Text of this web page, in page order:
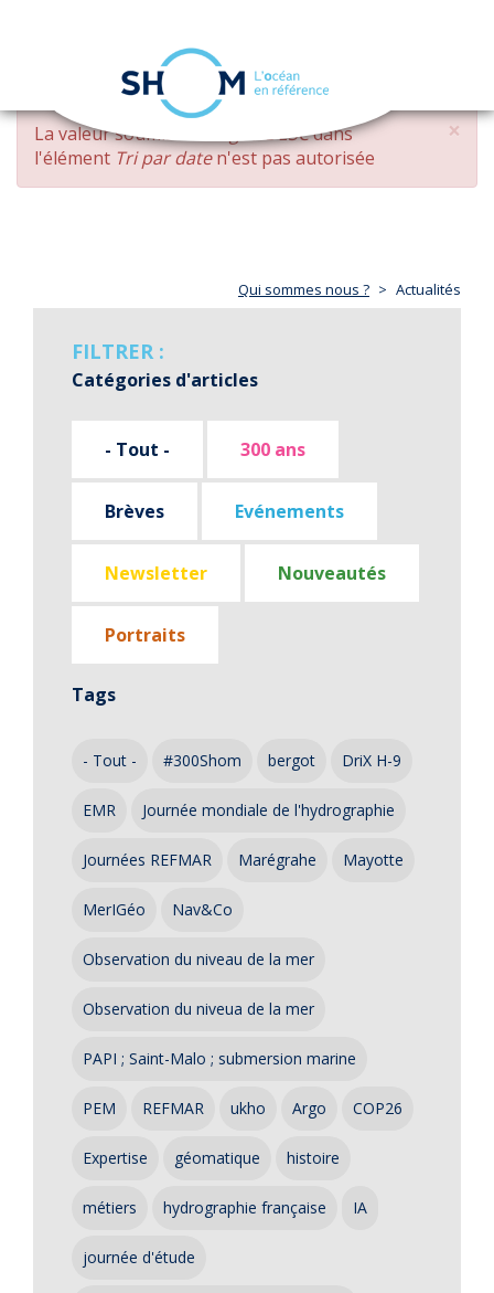
Aller
contenu
principal
navigation
×
MESSAGE
D'ERREUR
La valeur soumise changed DESCdans
l'élément Tri par daten'est pas autorisée
Qui sommes nous ? Actualités
FILTRER :
Catégories d'articles
- Tout - 300 ans
Brèves Evénements
Newsletter Nouveautés
Portraits
Tags
- Tout - #300Shom bergot DriX H-9
EMR Journée mondiale de l'hydrographie
Journées REFMAR Marégrahe Mayotte
MerIGéo Nav&Co
Observation du niveau de la mer
Observation du niveua de la mer
PAPI ; Saint-Malo ; submersion marine
PEM REFMAR ukho Argo COP26
Expertise géomatique histoire
métiers hydrographie française IA
journée d'étude